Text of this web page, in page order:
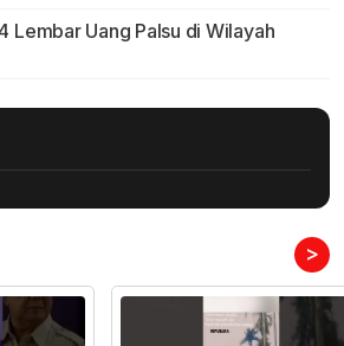
Lembar Uang Palsu di Wilayah
>